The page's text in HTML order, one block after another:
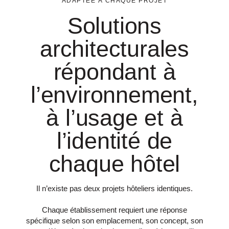
Solutions
architecturales
répondant à
l’environnement,
à l’usage et à
l’identité de
chaque hôtel
Il n’existe pas deux projets hôteliers identiques.
Chaque établissement requiert une réponse
spécifique selon son emplacement, son concept, son